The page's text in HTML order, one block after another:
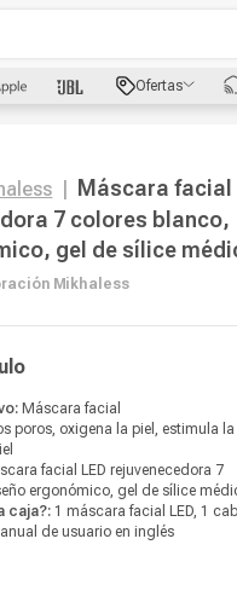
Ofertas
Máscara facial
7 colores blanco,
gel de sílice
Mikhaless
Máscara facial
poros, oxigena la piel, estimula la
facial LED rejuvenecedora 7
ergonómico, gel de sílice
caja?: 1 máscara facial LED, 1
de usuario en inglés